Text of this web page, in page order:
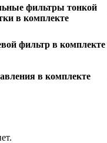
фильтры тонкой
в комплекте
фильтр в комплекте
в комплекте